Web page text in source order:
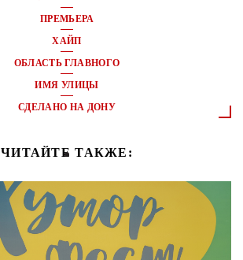
ПРЕМЬЕРА
ХАЙП
ОБЛАСТЬ ГЛАВНОГО
ИМЯ УЛИЦЫ
СДЕЛАНО НА ДОНУ
ЧИТАЙТЕ ТАКЖЕ: